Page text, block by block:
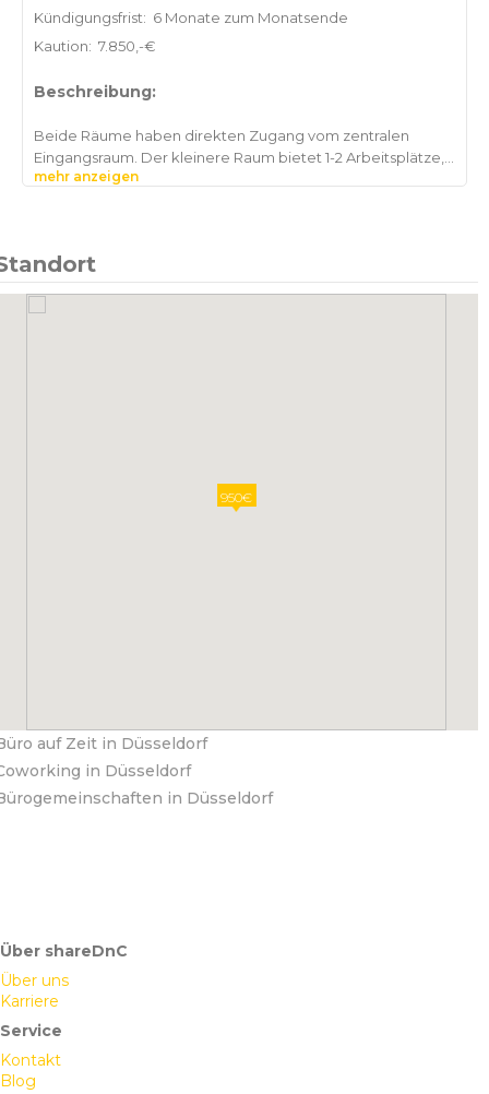
Kündigungsfrist: 6 Monate zum Monatsende
Kaution: 7.850,-€
Beschreibung:
Beide Räume haben direkten Zugang vom zentralen
Eingangsraum. Der kleinere Raum bietet 1-2 Arbeitsplätze,
der größere 2-4. Beide Räume haben mehrere hohe
mehr anzeigen
950€
auf Zeit in Düsseldorf
in Düsseldorf
in Düsseldorf
Über shareDnC
Über uns
Karriere
Service
Kontakt
Blog